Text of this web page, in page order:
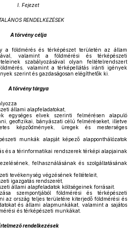
I. Fejezet
RENDELKEZÉSEK
A törvény célja
a földmérés és térképészet területén az állam
valamint a földmérési és térképészeti
szabályozásával olyan feltételrendszert
valamint a térképellátás iránti igények
szerint és gazdaságosan elégíthetők ki.
A törvény tárgya
állami alapfeladatokat,
egységes elvek szerinti felmérésen alapuló
geofizikai, bányászati célú felméréseket, illetve
képződmények, üregek és mesterséges
munkák alapját képező alapponthálózatok
és a térinformatikai rendszerek térképi alapjainak
felhasználásának és szolgáltatásának
tevékenység végzésének feltételeit,
igazgatás rendszerét,
állami alapfeladatok költségeinek forrásait.
szempontjából földmérési és térképészeti
az ország teljes területére kiterjedő földmérési és
és állami alapmunkákat, valamint a sajátos
és térképészeti munkákat.
rendelkezések